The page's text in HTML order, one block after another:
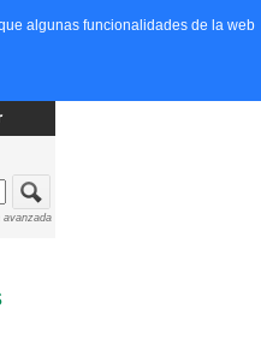
algunas funcionalidades de la web
avanzada